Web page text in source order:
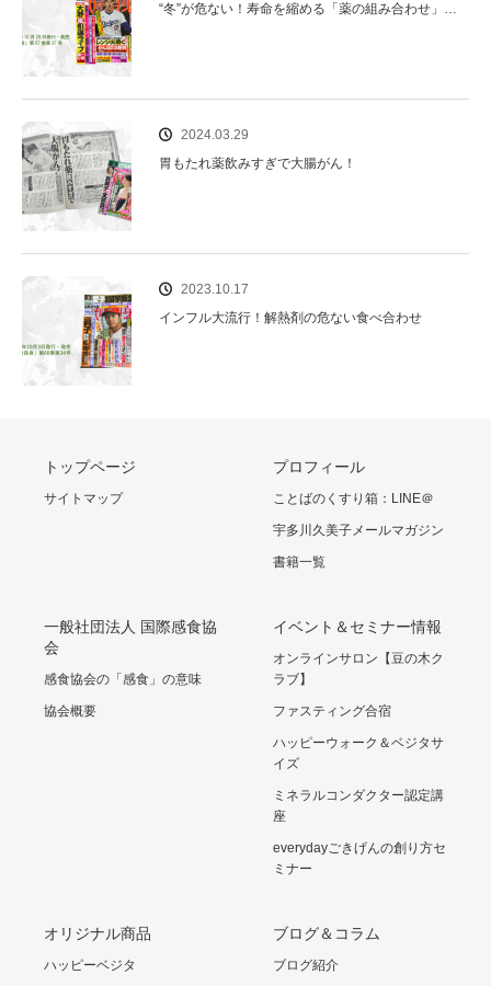
“冬”が危ない！寿命を縮める「薬の組み合わせ」…
2024.03.29
胃もたれ薬飲みすぎで大腸がん！
2023.10.17
インフル大流行！解熱剤の危ない食べ合わせ
トップページ
サイトマップ
プロフィール
ことばのくすり箱：LINE＠
宇多川久美子メールマガジン
書籍一覧
一般社団法人 国際感食協
会
感食協会の「感食」の意味
協会概要
イベント＆セミナー情報
オンラインサロン【豆の木ク
ラブ】
ファスティング合宿
ハッピーウォーク＆ベジタサ
イズ
ミネラルコンダクター認定講
座
everydayごきげんの創り方セ
ミナー
オリジナル商品
ハッピーベジタ
ブログ＆コラム
ブログ紹介